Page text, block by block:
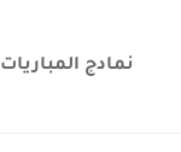
نمادج المباريات